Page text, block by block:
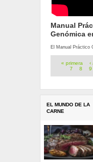
Manual
Genómica
El Manual Práctico
Páginas
« primera ‹
7
8 9
EL MUNDO DE LA
CARNE